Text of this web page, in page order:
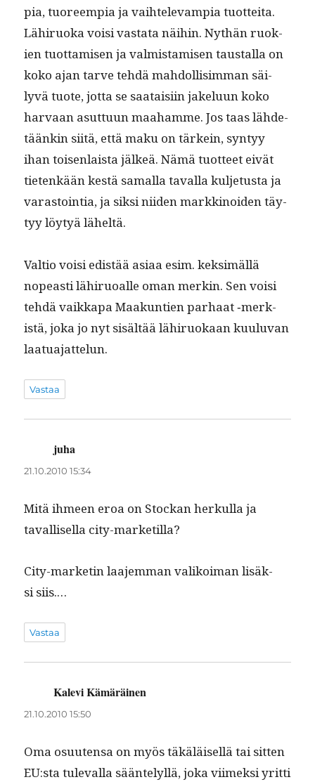
pia, tuoreem­pia ja vai­htel­e­vampia tuot­tei­ta.
Lähiruo­ka voisi vas­ta­ta näi­hin. Nythän ruok­
ien tuot­tamisen ja valmis­tamisen taustal­la on
koko ajan tarve tehdä mah­dol­lisim­man säi­
lyvä tuote, jot­ta se saataisi­in jakelu­un koko
har­vaan asut­tuun maa­hamme. Jos taas lähde­
täänkin siitä, että maku on tärkein, syn­tyy
ihan toisen­laista jälkeä. Nämä tuot­teet eivät
tietenkään kestä samal­la taval­la kul­je­tus­ta ja
varas­toin­tia, ja sik­si niiden markki­noiden täy­
tyy löy­tyä läheltä.
Val­tio voisi edis­tää asi­aa esim. kek­simäl­lä
nopeasti lähiruoalle oman merkin. Sen voisi
tehdä vaikka­pa Maakun­tien parhaat ‑merk­
istä, joka jo nyt sisältää lähiruokaan kuu­lu­van
laatuajattelun.
Vastaa
juha
21.10.2010 15:34
Mitä ihmeen eroa on Stock­an herkul­la ja
taval­lisel­la city-marketilla?
City-mar­ketin laa­jem­man valikoiman lisäk­
si siis.…
Vastaa
Kalevi Kämäräinen
21.10.2010 15:50
Oma osuuten­sa on myös täkäläisel­lä tai sit­ten
EU:sta tule­val­la sään­te­lyl­lä, joka viimek­si yrit­ti